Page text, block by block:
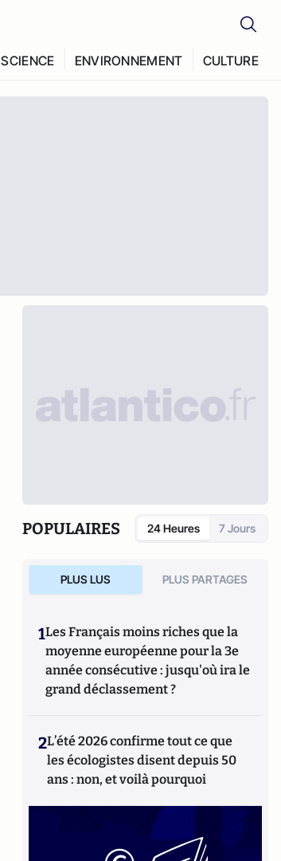
SCIENCE ENVIRONNEMENT CULTURE
POPULAIRES 24 Heures 7 Jours
PLUS LUS PLUS PARTAGES
1Les Français moins riches que la
moyenne européenne pour la 3e
année consécutive : jusqu'où ira le
grand déclassement ?
2L’été 2026 confirme tout ce que
les écologistes disent depuis 50
ans : non, et voilà pourquoi